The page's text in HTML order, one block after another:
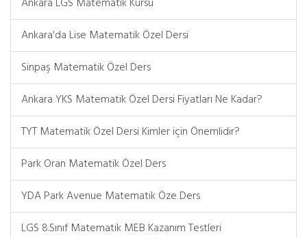
Ankara'da Lise Matematik Özel Dersi
Sinpaş Matematik Özel Ders
Ankara YKS Matematik Özel Dersi Fiyatları Ne Kadar?
TYT Matematik Özel Dersi Kimler için Önemlidir?
Park Oran Matematik Özel Ders
YDA Park Avenue Matematik Öze Ders
LGS 8.Sınıf Matematik MEB Kazanım Testleri